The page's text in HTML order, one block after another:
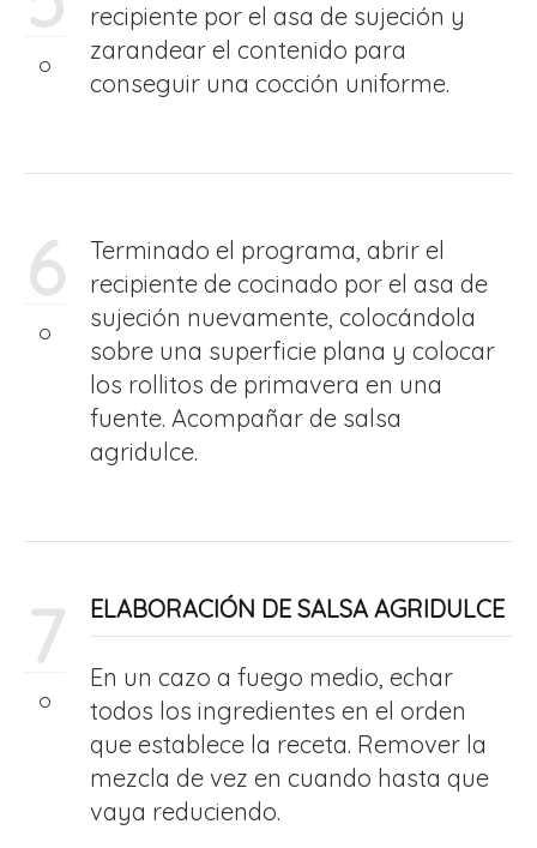
recipiente por el asa de sujeción y
zarandear el contenido para
conseguir una cocción uniforme.
6
Terminado el programa, abrir el
recipiente de cocinado por el asa de
sujeción nuevamente, colocándola
sobre una superficie plana y colocar
los rollitos de primavera en una
fuente. Acompañar de salsa
agridulce.
7 ELABORACIÓN DE SALSA AGRIDULCE
En un cazo a fuego medio, echar
todos los ingredientes en el orden
que establece la receta. Remover la
mezcla de vez en cuando hasta que
vaya reduciendo.